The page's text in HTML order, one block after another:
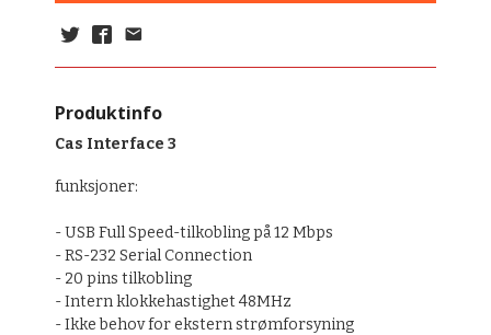
Produktinfo
Cas Interface 3
funksjoner:
- USB Full Speed-tilkobling på 12 Mbps
- RS-232Serial Connection
- 20 pins tilkobling
- Intern klokkehastighet 48MHz
- Ikke behovfor ekstern strømforsyning